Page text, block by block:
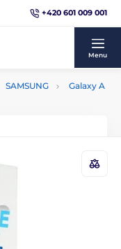
+420 601 009 001
Menu
SAMSUNG
Galaxy A